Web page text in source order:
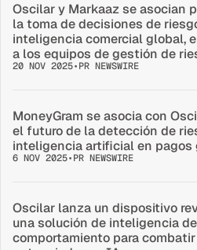
Oscilar y Markaaz se asocian
la toma de decisiones de
inteligencia comercial global,
a los equipos de gestión de
20 NOV 2025•PR NEWSWIRE
MoneyGram se asocia con
el futuro de la detección de
inteligencia artificial en pagos
6 NOV 2025•PR NEWSWIRE
Oscilar lanza un dispositivo
una solución de inteligencia de
comportamiento para